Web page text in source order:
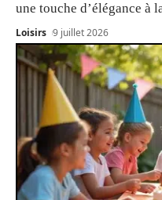
une touche d’élégance à
Loisirs 9 juillet 2026